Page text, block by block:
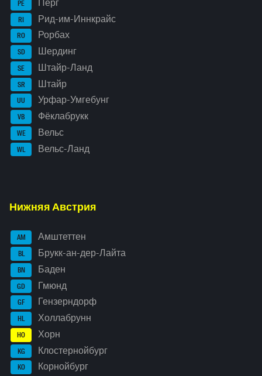
PE Перг
RI Рид-им-Иннкрайс
RO Рорбах
SD Шердинг
SE Штайр-Ланд
SR Штайр
UU Урфар-Умгебунг
VB Фёклабрукк
WE Вельс
WL Вельс-Ланд
Нижняя Австрия
AM Амштеттен
BL Брукк-ан-дер-Лайта
BN Баден
GD Гмюнд
GF Гензерндорф
HL Холлабрунн
HO Хорн
KG Клостернойбург
KO Корнойбург